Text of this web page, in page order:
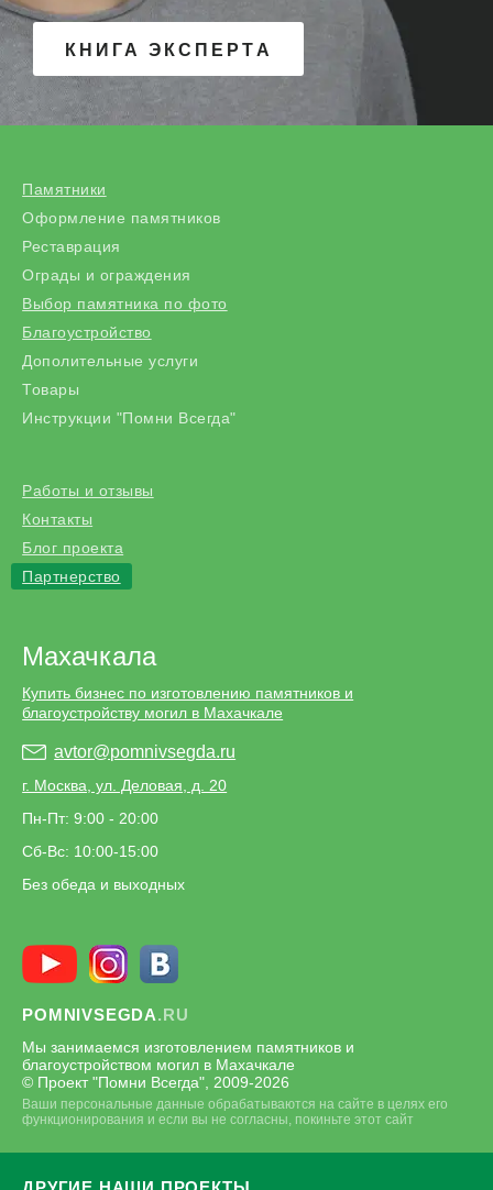
КНИГА ЭКСПЕРТА
Памятники
Оформление памятников
Реставрация
Ограды и ограждения
Выбор памятника по фото
Благоустройство
Дополительные услуги
Товары
Инструкции "Помни Всегда"
Работы и отзывы
Контакты
Блог проекта
Партнерство
Махачкала
Купить бизнес по изготовлению памятников и
благоустройству могил в Махачкале
avtor@pomnivsegda.ru
г. Москва, ул. Деловая, д. 20
Пн-Пт: 9:00 - 20:00
Сб-Вс: 10:00-15:00
Без обеда и выходных
POMNIVSEGDA.RU
Мы занимаемся изготовлением памятников и
благоустройством могил в Махачкале
© Проект "Помни Всегда", 2009-2026
Ваши персональные данные обрабатываются на сайте в целях его
функционирования и если вы не согласны, покиньте этот сайт